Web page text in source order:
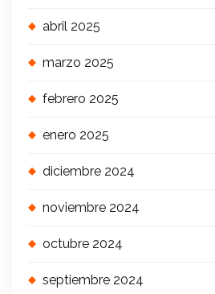
abril 2025
marzo 2025
febrero 2025
enero 2025
diciembre 2024
noviembre 2024
octubre 2024
septiembre 2024